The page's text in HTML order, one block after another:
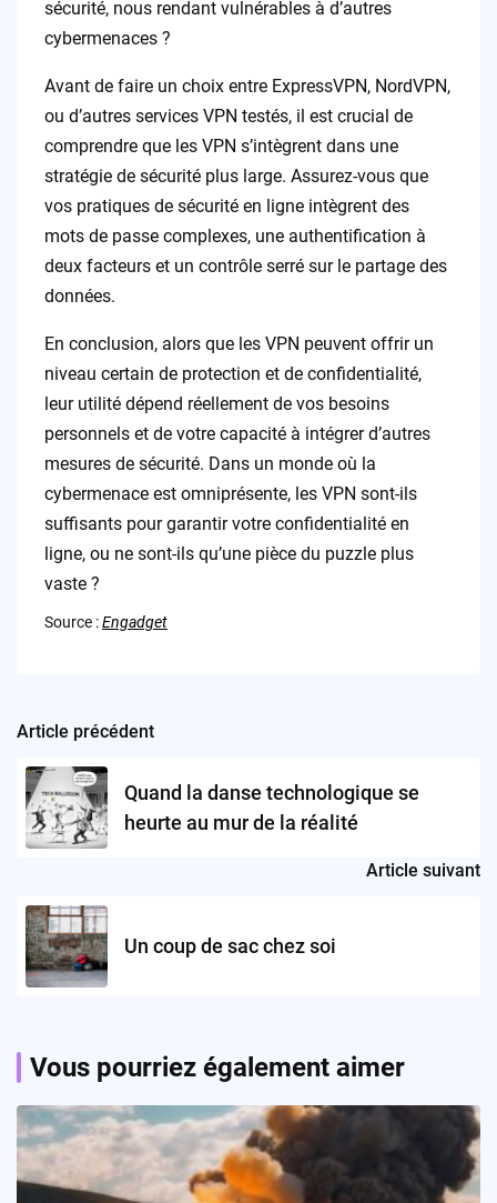
sécurité, nous rendant vulnérables à d’autres
cybermenaces ?
Avant de faire un choix entre ExpressVPN, NordVPN,
ou d’autres services VPN testés, il est crucial de
comprendre que les VPN s’intègrent dans une
stratégie de sécurité plus large. Assurez-vous que
vos pratiques de sécurité en ligne intègrent des
mots de passe complexes, une authentification à
deux facteurs et un contrôle serré sur le partage des
données.
En conclusion, alors que les VPN peuvent offrir un
niveau certain de protection et de confidentialité,
leur utilité dépend réellement de vos besoins
personnels et de votre capacité à intégrer d’autres
mesures de sécurité. Dans un monde où la
cybermenace est omniprésente, les VPN sont-ils
suffisants pour garantir votre confidentialité en
ligne, ou ne sont-ils qu’une pièce du puzzle plus
vaste ?
Source :Engadget
Post
navigation
Article précédent
Quand la danse technologique se
heurte au mur de la réalité
Article suivant
Un coup de sac chez soi
Vous pourriez également aimer